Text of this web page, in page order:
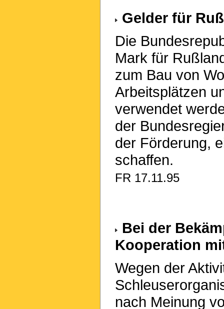
Gelder für
Die
Mark für
zum Bau von
Arbeitsplätzen
verwendet
der
der Förderung,
schaffen.
FR 17.11.95
Bei der
Kooperation
Wegen der
nach Meinung